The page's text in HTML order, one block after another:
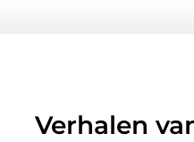
Verhalen